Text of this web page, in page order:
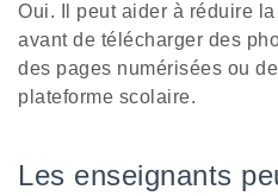
Oui. Il peut aider à réduire
avant de télécharger des
des pages numérisées ou
plateforme scolaire.
Les enseignants